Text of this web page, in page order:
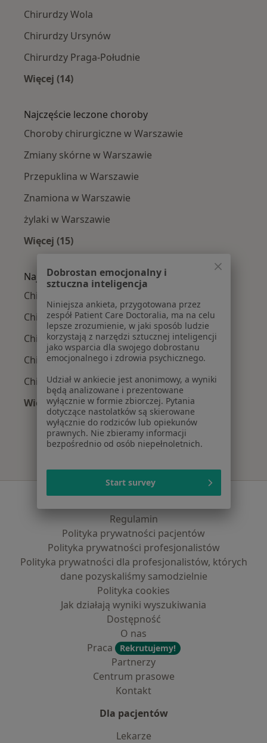
Chirurdzy Wola
Chirurdzy Ursynów
Chirurdzy Praga-Południe
Więcej (14)
Najczęście leczone choroby
Choroby chirurgiczne w Warszawie
Zmiany skórne w Warszawie
Przepuklina w Warszawie
Znamiona w Warszawie
żylaki w Warszawie
Więcej (15)
Najpopularniejsze ubezpieczenia
Chirurdzy z Medicover w Warszawie
Chirurdzy z Allianz w Warszawie
Chirurdzy z INTER Polska w Warszawie
Chirurdzy z Signal Iduna w Warszawie
Chirurdzy z Compensa w Warszawie
Więcej (12)
Więcej w kategorii: Najpopularniejsze
Serwis
Regulamin
Polityka prywatności pacjentów
Polityka prywatności profesjonalistów
Polityka prywatności dla profesjonalistów, których
dane pozyskaliśmy samodzielnie
Polityka cookies
Jak działają wyniki wyszukiwania
Dostępność
O nas
Praca
Rekrutujemy!
Partnerzy
Centrum prasowe
Kontakt
Dla pacjentów
Lekarze
Dobrostan emocjonalny i
sztuczna inteligencja
Niniejsza ankieta, przygotowana przez
zespół Patient Care Doctoralia, ma na celu
lepsze zrozumienie, w jaki sposób ludzie
korzystają z narzędzi sztucznej inteligencji
jako wsparcia dla swojego dobrostanu
emocjonalnego i zdrowia psychicznego.
Udział w ankiecie jest anonimowy, a wyniki
będą analizowane i prezentowane
wyłącznie w formie zbiorczej. Pytania
dotyczące nastolatków są skierowane
wyłącznie do rodziców lub opiekunów
prawnych. Nie zbieramy informacji
bezpośrednio od osób niepełnoletnich.
Start survey